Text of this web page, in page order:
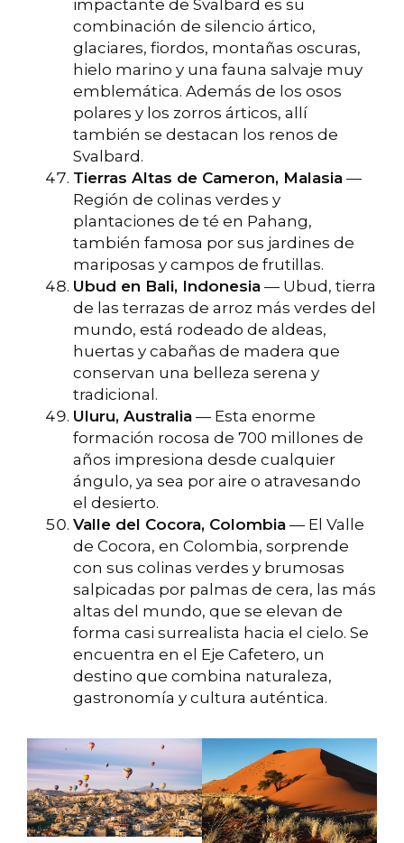
impactante de Svalbard es su
combinación de silencio ártico,
glaciares, fiordos, montañas oscuras,
hielo marino y una fauna salvaje muy
emblemática. Además de los osos
polares y los zorros árticos, allí
también se destacan los renos de
Svalbard.
Tierras Altas de Cameron, Malasia —
Región de colinas verdes y
plantaciones de té en Pahang,
también famosa por sus jardines de
mariposas y campos de frutillas.
Ubud en Bali, Indonesia — Ubud, tierra
de las terrazas de arroz más verdes del
mundo, está rodeado de aldeas,
huertas y cabañas de madera que
conservan una belleza serena y
tradicional.
Uluru, Australia — Esta enorme
formación rocosa de 700 millones de
años impresiona desde cualquier
ángulo, ya sea por aire o atravesando
el desierto.
Valle del Cocora, Colombia — El Valle
de Cocora, en Colombia, sorprende
con sus colinas verdes y brumosas
salpicadas por palmas de cera, las más
altas del mundo, que se elevan de
forma casi surrealista hacia el cielo. Se
encuentra en el Eje Cafetero, un
destino que combina naturaleza,
gastronomía y cultura auténtica.